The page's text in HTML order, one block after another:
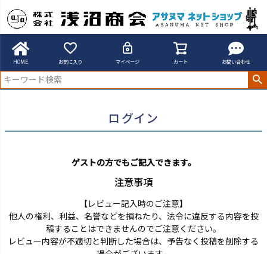
HOME お気に入り マイページ カート お問い合わせ
アサヌマネットショップ
ログイン
ゲストの方でもご記入できます。
注意事項
【レビュー記入時のご注意】
他人の権利、利益、名誉などを損ねたり、法令に違反する内容を投
稿することはできませんのでご注意ください。
レビュー内容が不適切と判断した場合は、予告なく投稿を削除する